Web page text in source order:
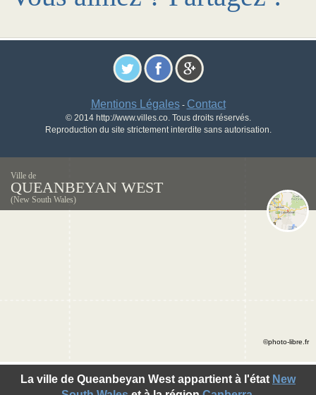
Mentions Légales- Contact
© 2014 http://www.villes.co. Tous droits réservés.
Reproduction du site strictement interdite sans autorisation.
Ville de
QUEANBEYAN WEST
(New South Wales)
La ville de Queanbeyan West appartient à l'état New
©photo-libre.fr